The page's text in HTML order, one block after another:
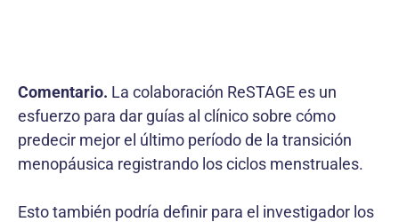
Comentario. La colaboración ReSTAGE es un
esfuerzo para dar guías al clínico sobre cómo
predecir mejor el último período de la transición
menopáusica registrando los ciclos menstruales.
Esto también podría definir para el investigador los